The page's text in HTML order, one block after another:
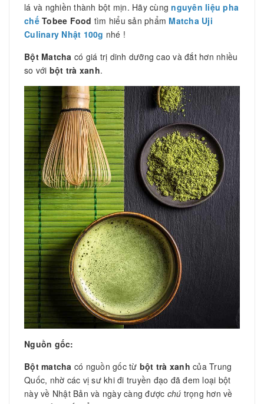
lá và nghiền thành bột mịn. Hãy cùngnguyên liệu pha
chế Tobee Food tìm hiểu sản phẩm Matcha Uji
Culinary Nhật 100g nhé !
Bột Matcha có giá trị dinh dưỡng cao và đắt hơn nhiều
so với bột trà xanh.
Nguồn gốc:
Bột matcha có nguồn gốc từ bột trà xanh của Trung
Quốc, nhờ các vị sư khi đi truyền đạo đã đem loại bột
này về Nhật Bản và ngày càng được chú trọng hơn về